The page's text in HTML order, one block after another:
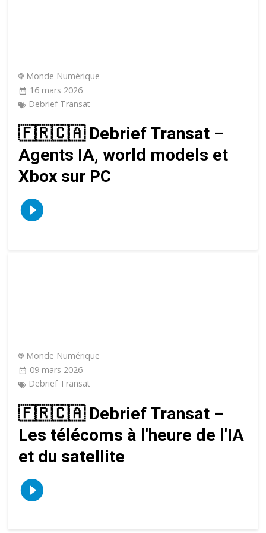
Monde Numérique
16 mars 2026
Debrief Transat
🇫🇷🇨🇦 Debrief Transat –
Agents IA, world models et
Xbox sur PC
Monde Numérique
09 mars 2026
Debrief Transat
🇫🇷🇨🇦 Debrief Transat –
Les télécoms à l'heure de l'IA
et du satellite